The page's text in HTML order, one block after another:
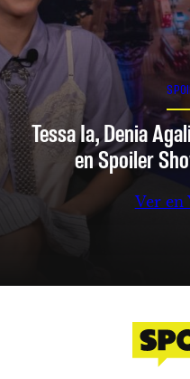
Tessa Ia, Denia
en Spoiler
Ver en